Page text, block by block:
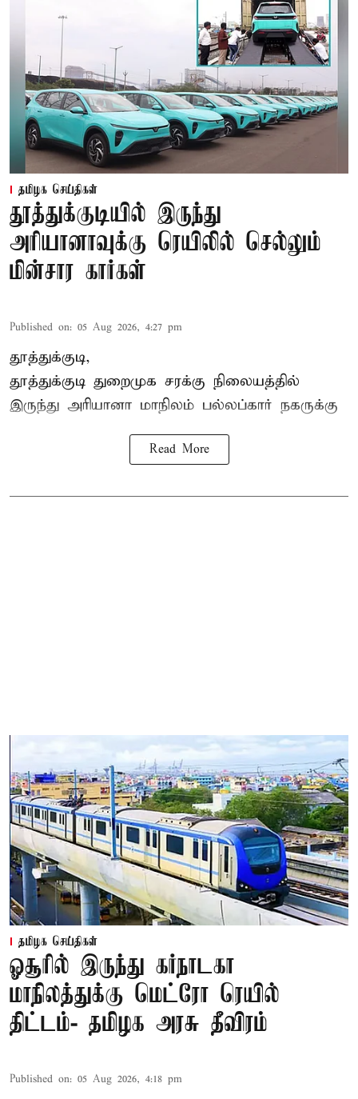
தமிழக செய்திகள்
தூத்துக்குடியில் இருந்து
அரியானாவுக்கு ரெயிலில் செல்லும்
மின்சார கார்கள்
Published on: 05 Aug 2026, 4:27 pm
தூத்துக்குடி,
தூத்துக்குடி துறைமுக சரக்கு நிலையத்தில்
இருந்து அரியானா மாநிலம் பல்லப்கார் நகருக்கு
Read More
தமிழக செய்திகள்
ஓசூரில் இருந்து கர்நாடகா
மாநிலத்துக்கு மெட்ரோ ரெயில்
திட்டம்- தமிழக அரசு தீவிரம்
Published on: 05 Aug 2026, 4:18 pm